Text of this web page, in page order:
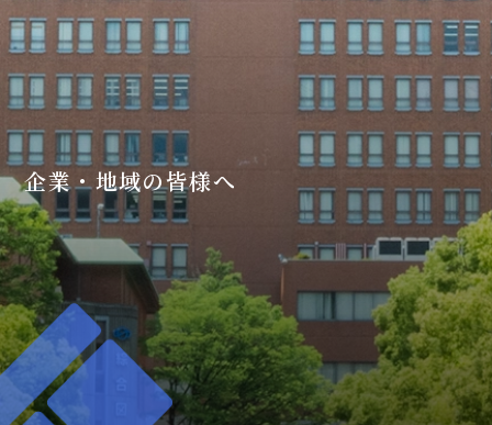
企業・地域の皆様へ